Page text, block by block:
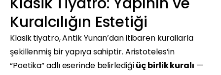
Kuralcılığın Estetiği
Klasik tiyatro, Antik Yunan’dan itibaren kurallarla
şekillenmiş bir yapıya sahiptir. Aristoteles’in
“Poetika” adlı eserinde belirlediğiüç birlik kuralı —